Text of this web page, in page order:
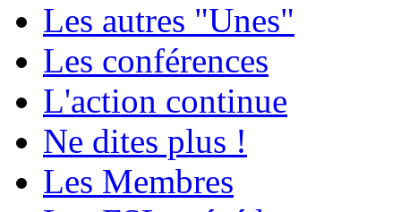
Les autres "Unes"
Les conférences
L'action continue
Ne dites plus !
Les Membres